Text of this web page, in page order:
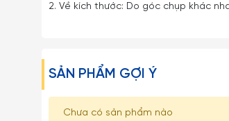
2. Về kích thước: Do góc chụp khác
SẢN PHẨM GỢI Ý
Chưa có sản phẩm nào